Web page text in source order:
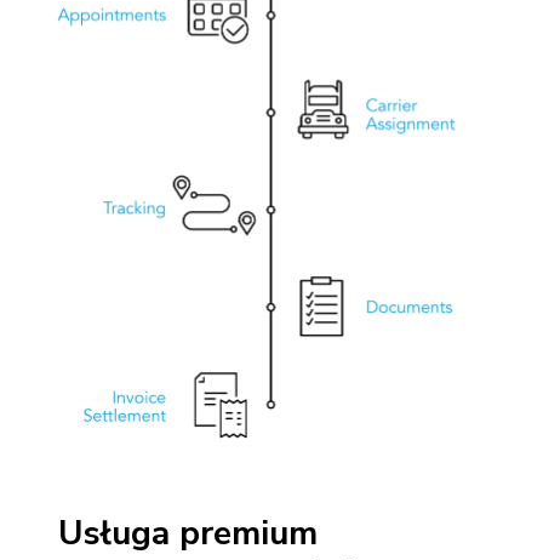
Usługa premium